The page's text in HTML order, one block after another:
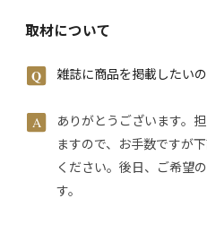
取材について
雑誌に商品を掲載したい
ありがとうございます。
ますので、お手数ですが
ください。後日、ご希望
す。